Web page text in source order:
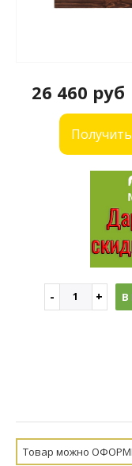
26 460 руб
В
Товар можно